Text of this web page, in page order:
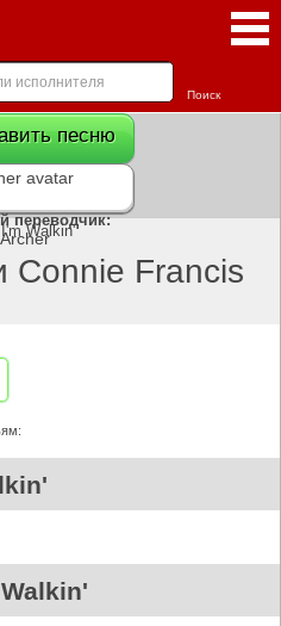
песню
переводчик:
I'm Walkin'
Connie Francis